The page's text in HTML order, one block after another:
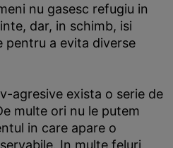
nu gasesc refugiu in
dar, in schimb, isi
pentru a evita diverse
agresive exista o serie de
multe ori nu le putem
in care apare o
In multe feluri,